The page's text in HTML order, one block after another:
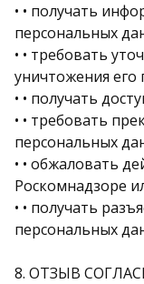
• • получать
персональных
• • требовать
уничтожения его
• • получать
• • требовать
персональных
• • обжаловать
Роскомнадзоре
• • получать
персональных
8. ОТЗЫВ